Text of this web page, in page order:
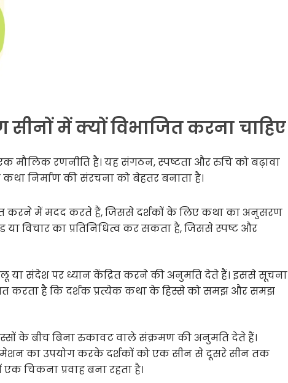
में क्यों विभाजित करना चाहिए
मौलिक रणनीति है। यह संगठन, स्पष्टता और रुचि को बढ़ावा
निर्माण की संरचना को बेहतर बनाता है।
करने में मदद करते हैं, जिससे दर्शकों के लिए कथा का अनुसरण
विचार का प्रतिनिधित्व कर सकता है, जिससे स्पष्ट और
संदेश पर ध्यान केंद्रित करने की अनुमति देते हैं। इससे सूचना
करता है कि दर्शक प्रत्येक कथा के हिस्से को समझ और समझ
के बीच बिना रुकावट वाले संक्रमण की अनुमति देते हैं।
का उपयोग करके दर्शकों को एक सीन से दूसरे सीन तक
चिकना प्रवाह बना रहता है।